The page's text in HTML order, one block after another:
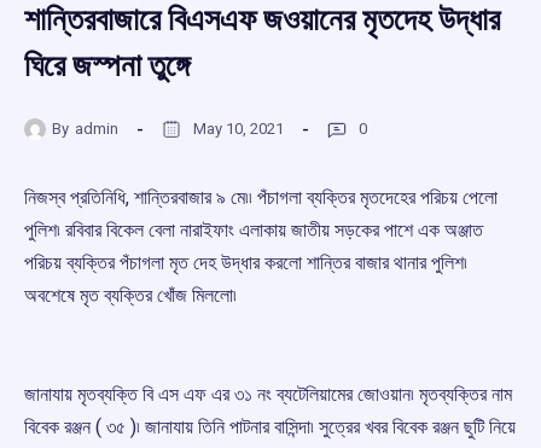
শান্তিরবাজারে বিএসএফ জওয়ানের মৃতদেহ উদ্ধার
ঘিরে জস্পনা তুঙ্গে
By admin May 10, 2021 0
নিজস্ব প্রতিনিধি, শান্তিরবাজার ৯ মে৷৷ পঁচাগলা ব্যক্তির মৃতদেহের পরিচয় পেলো
পুলিশ৷ রবিবার বিকেল বেলা নারাইফাং এলাকায় জাতীয় সড়কের পাশে এক অঞ্জাত
পরিচয় ব্যক্তির পঁচাগলা মৃত দেহ উদ্ধার করলো শান্তির বাজার থানার পুলিশ৷
অবশেষে মৃত ব্যক্তির খোঁজ মিললো৷
জানাযায় মৃতব্যক্তি বি এস এফ এর ৩১ নং ব্যটেলিয়ামের জোওয়ান৷ মৃতব্যক্তির নাম
বিবেক রঞ্জন ( ৩৫ )৷ জানাযায় তিনি পাটনার বাসিন্দা৷ সুত্রের খবর বিবেক রঞ্জন ছুটি নিয়ে